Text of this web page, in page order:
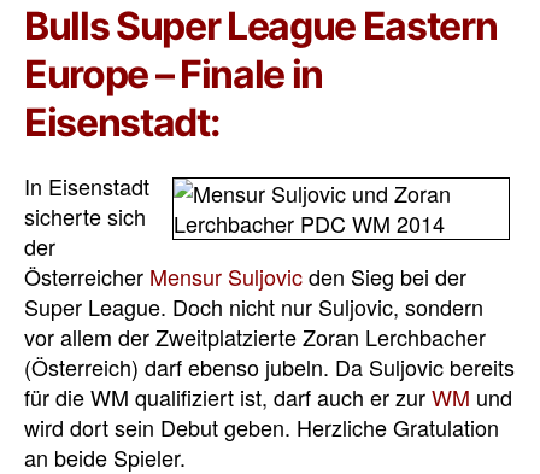
Bulls Super League Eastern
Europe – Finale in
Eisenstadt:
In Eisenstadt
sicherte sich
der
Österreicher Mensur Suljovicden Sieg bei der
Super League. Doch nicht nur Suljovic, sondern
vor allem der Zweitplatzierte Zoran Lerchbacher
(Österreich) darf ebenso jubeln. Da Suljovic bereits
für die WM qualifiziert ist, darf auch er zurWM und
wird dort sein Debut geben. Herzliche Gratulation
an beide Spieler.